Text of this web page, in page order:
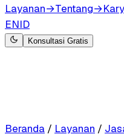
Layanan→Tentang→
ENID
Konsultasi Gratis
Beranda / Layanan /